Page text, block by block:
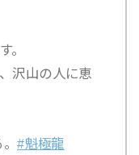
。
沢山の人に恵
。#魁極龍